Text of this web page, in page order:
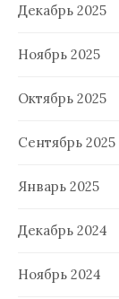
Декабрь 2025
Ноябрь 2025
Октябрь 2025
Сентябрь 2025
Январь 2025
Декабрь 2024
Ноябрь 2024